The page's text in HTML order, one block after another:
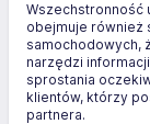
Wszechstronność
obejmuje również
samochodowych,
narzędzi
sprostania
klientów, którzy
partnera.